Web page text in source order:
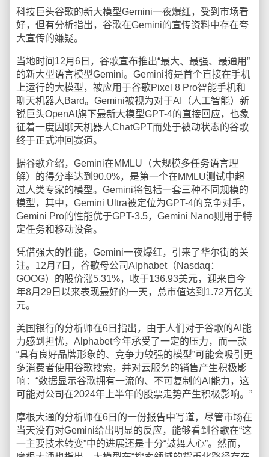
科技巨头谷歌的新大模型Gemini一夜爆红，受到市场看
好，但有分析指出，谷歌在Gemini的宣传资料中存在夸
大宣传的嫌疑。
当地时间12月6日，谷歌宣布推出“最大、最强、最通用”
的新大型语言模型Gemini。Gemini将是首个直接在手机
上运行的大模型，被应用于谷歌Pixel 8 Pro智能手机和
聊天机器人Bard。Gemini被视为对于AI（人工智能）新
锐巨头OpenAI旗下最新大模型GPT-4的直接回应，也象
征着一度因聊天机器人ChatGPT而处于被动状态的谷歌
终于正式冲回赛道。
据谷歌介绍，Gemini在MMLU（大规模多任务语言理
解）的得分率达到90.0%，是第一个在MMLU测试中超
过人类专家的模型。Gemini将包括一套三种不同规模的
模型，其中，Gemini Ultra被定位为GPT-4的竞争对手，
Gemini Pro的性能优于GPT-3.5，Gemini Nano则用于特
定任务和移动设备。
凭借强大的性能，Gemini一夜爆红，引来了华尔街的关
注。12月7日，谷歌母公司Alphabet（Nasdaq：
GOOG）的股价涨5.31%，收于136.93美元，迎来自今
年8月29日以来表现最好的一天，总市值达到1.72万亿美
元。
美国银行的分析师在6日指出，由于人们对于谷歌的AI能
力感到担忧，Alphabet今年承受了一定的压力，而一款
“具有良好品牌形象的、竞争力较强的模型”可能会吸引更
多消费者使用谷歌搜索，并对云服务的销售产生积极影
响：“数据显示谷歌拥有一流的、不可复制的AI能力，这
可能对公司在2024年上半年的股票走势产生积极影响。”
摩根大通的分析师在6日的一份报告中写道，尽管市场在
当天没有对Gemini给出明显的反应，能够看到谷歌在“这
一主要技术转变”中的进展还是十分“鼓舞人心”。然而，